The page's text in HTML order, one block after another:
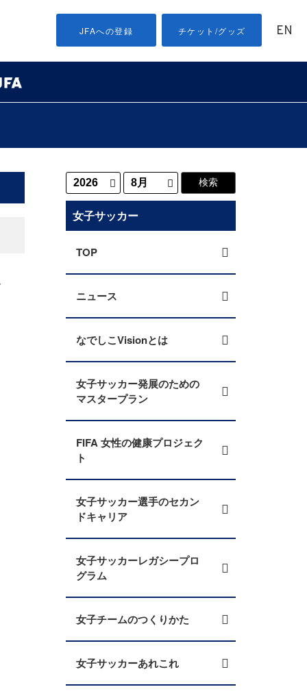
JFAへの登録 チケット/グッズ EN
女子サッカー
TOP
ニュース
なでしこVisionとは
女子サッカー発展のための
マスタープラン
FIFA 女性の健康プロジェク
ト
女子サッカー選手のセカン
ドキャリア
女子サッカーレガシープロ
グラム
女子チームのつくりかた
女子サッカーあれこれ